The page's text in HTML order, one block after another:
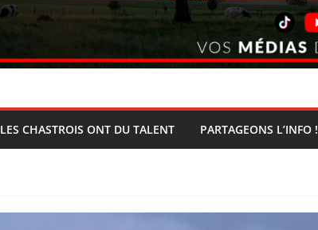
LES CHASTROIS ONT DU TALENT PARTAGEONS L’INFO !